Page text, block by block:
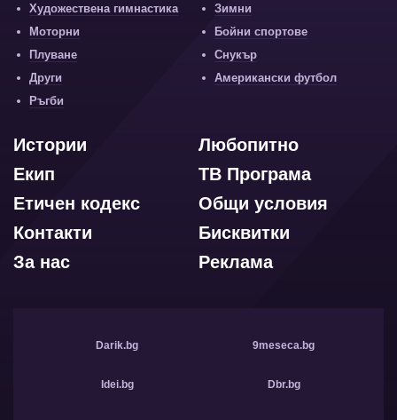
Художествена гимнастика
Зимни
Моторни
Бойни спортове
Плуване
Снукър
Други
Американски футбол
Ръгби
Любопитно
Истории
ТВ Програма
Екип
Общи условия
Етичен кодекс
Бисквитки
Контакти
Реклама
За нас
Darik.bg 9meseca.bg
Idei.bg Dbr.bg